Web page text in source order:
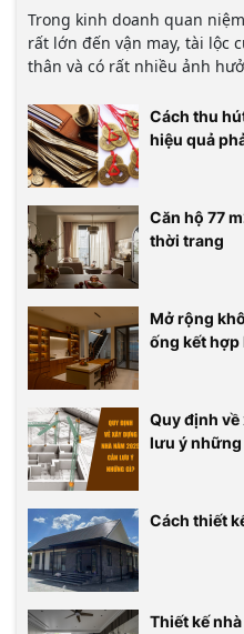
Trong kinh doanh quan
rất lớn đến vận may, tài lộc
thân và có rất nhiều ảnh
rất nhiều tới phong thủy về
Cách thu
hiệu quả
Căn hộ 77
thời trang
Mở rộng
ống kết hợp
Quy định
lưu ý những
Cách thiết
Thiết kế